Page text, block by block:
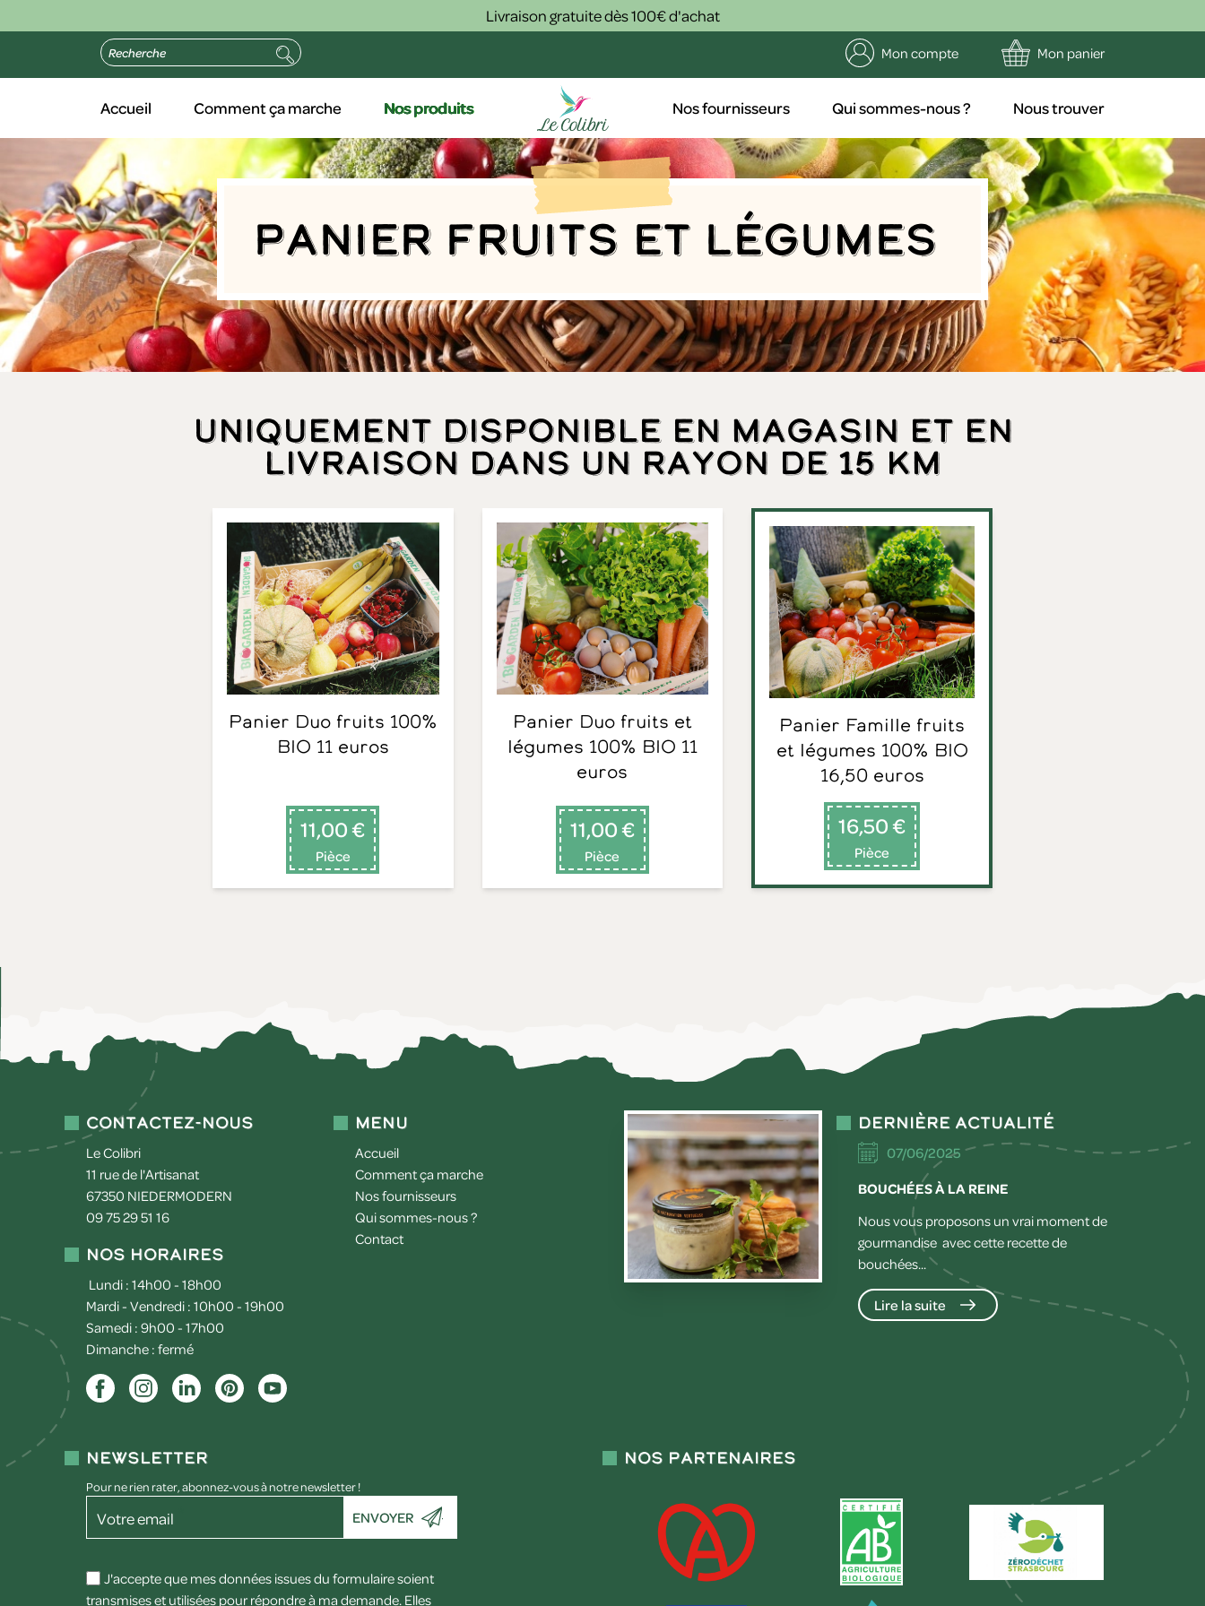
Livraison gratuite dès 100€ d'achat
Mon compte Mon panier
Accueil Comment ça marche Nos produits Nos fournisseurs Qui sommes-nous ? Nous trouver
Panier fruits et légumes
Uniquement disponible en magasin et en
livraison dans un rayon de 15 km
Panier Duo fruits 100%
BIO 11 euros
11,00 €
Pièce
Panier Duo fruits et
légumes 100% BIO 11
euros
11,00 €
Pièce
Panier Famille fruits
et légumes 100% BIO
16,50 euros
16,50 €
Pièce
Contactez-nous
Le Colibri
11 rue de l'Artisanat
67350 NIEDERMODERN
09 75 29 51 16
Nos horaires
Lundi : 14h00 - 18h00
Mardi - Vendredi : 10h00 - 19h00
Samedi : 9h00 - 17h00
Dimanche : fermé
Menu
Accueil
Comment ça marche
Nos fournisseurs
Qui sommes-nous ?
Contact
Dernière actualité
07/06/2025
BOUCHÉES À LA REINE
Nous vous proposons un vrai moment de
gourmandise avec cette recette de
bouchées...
Lire la suite
Newsletter
Pour ne rien rater, abonnez-vous à notre newsletter !
Votre email ENVOYER
J'accepte que mes données issues du formulaire soient
transmises et utilisées pour répondre à ma demande. Elles
Nos partenaires